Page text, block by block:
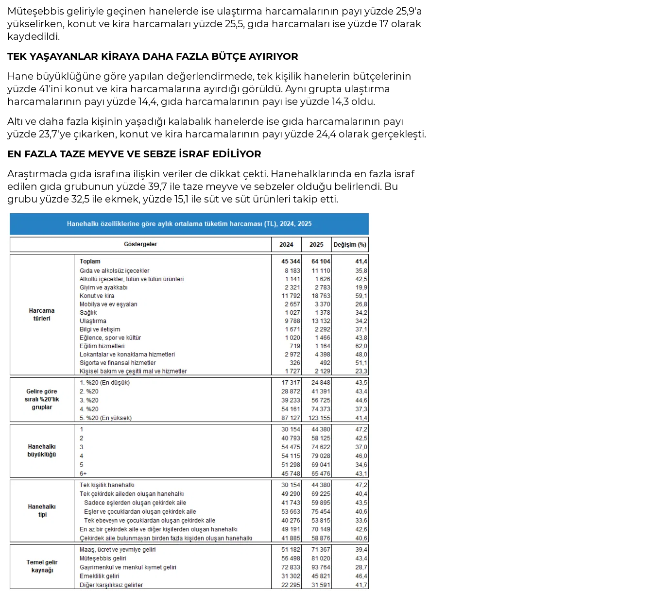
Müteşebbis geliriyle geçinen hanelerde ise ulaştırma harcamalarının payı yüzde 25,9'a
yükselirken, konut ve kira harcamaları yüzde 25,5, gıda harcamaları ise yüzde 17 olarak
kaydedildi.
TEK YAŞAYANLAR KİRAYA DAHA FAZLA BÜTÇE AYIRIYOR
Hane büyüklüğüne göre yapılan değerlendirmede, tek kişilik hanelerin bütçelerinin
yüzde 41'ini konut ve kira harcamalarına ayırdığı görüldü. Aynı grupta ulaştırma
harcamalarının payı yüzde 14,4, gıda harcamalarının payı ise yüzde 14,3 oldu.
Altı ve daha fazla kişinin yaşadığı kalabalık hanelerde ise gıda harcamalarının payı
yüzde 23,7'ye çıkarken, konut ve kira harcamalarının payı yüzde 24,4 olarak gerçekleşti.
EN FAZLA TAZE MEYVE VE SEBZE İSRAF EDİLİYOR
Araştırmada gıda israfına ilişkin veriler de dikkat çekti. Hanehalklarında en fazla israf
edilen gıda grubunun yüzde 39,7 ile taze meyve ve sebzeler olduğu belirlendi. Bu
grubu yüzde 32,5 ile ekmek, yüzde 15,1 ile süt ve süt ürünleri takip etti.